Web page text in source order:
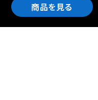
商品を見る